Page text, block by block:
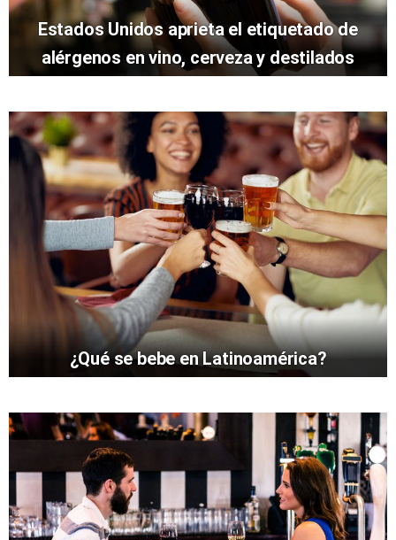
Estados Unidos aprieta el etiquetado de
alérgenos en vino, cerveza y destilados
¿Qué se bebe en Latinoamérica?